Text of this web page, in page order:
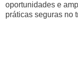
oportunidades e
práticas seguras no